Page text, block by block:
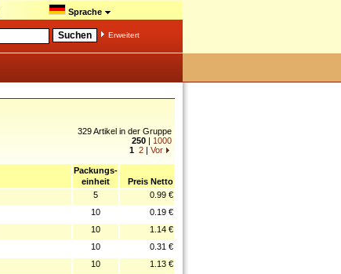
Sprache
Erweitert
329 Artikel in der Gruppe
250 | 1000
1 2 | Vor
Packungs-
einheit
Preis Netto
5
0.99 €
10
0.19 €
10
1.14 €
10
0.31 €
10
1.13 €